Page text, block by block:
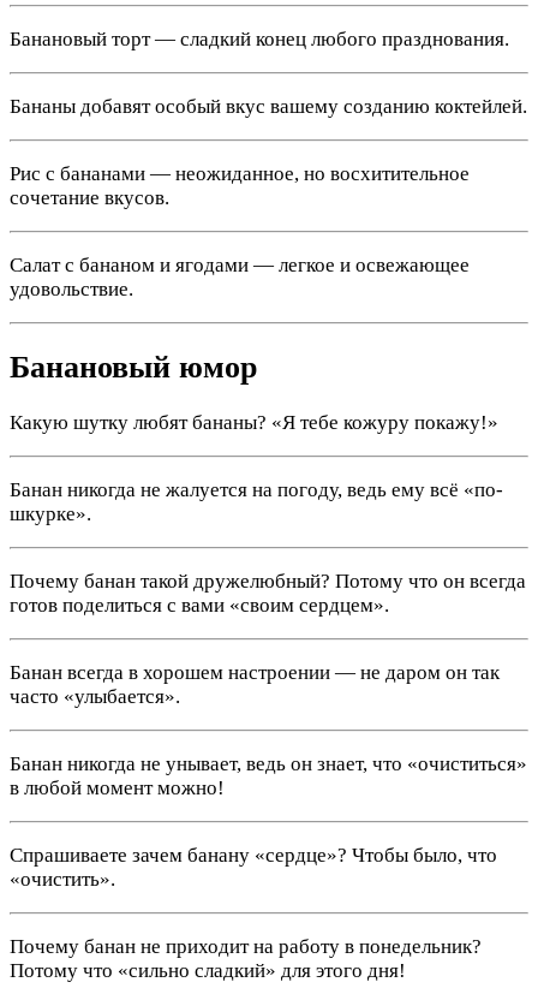
Банановый торт — сладкий конец любого празднования.
Бананы добавят особый вкус вашему созданию коктейлей.
Рис с бананами — неожиданное, но восхитительное
сочетание вкусов.
Салат с бананом и ягодами — легкое и освежающее
удовольствие.
Банановый юмор
Какую шутку любят бананы? «Я тебе кожуру покажу!»
Банан никогда не жалуется на погоду, ведь ему всё «по-
шкурке».
Почему банан такой дружелюбный? Потому что он всегда
готов поделиться с вами «своим сердцем».
Банан всегда в хорошем настроении — не даром он так
часто «улыбается».
Банан никогда не унывает, ведь он знает, что «очиститься»
в любой момент можно!
Спрашиваете зачем банану «сердце»? Чтобы было, что
«очистить».
Почему банан не приходит на работу в понедельник?
Потому что «сильно сладкий» для этого дня!